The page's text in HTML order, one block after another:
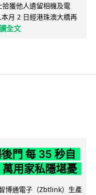
獲他人遺留相機及電
月 2 日經港珠澳大橋再
全文
門 每 35 秒自
用家私隱堪憂
博通電子（Zbtlink）生產